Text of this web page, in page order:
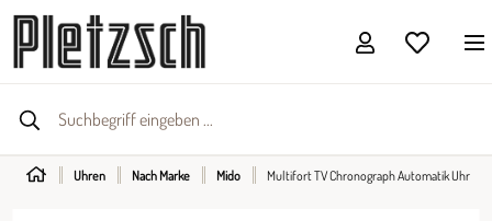
Uhren Nach Marke Mido Multifort TV Chronograph Automatik Uhr